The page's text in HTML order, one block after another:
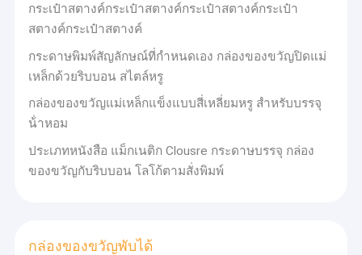
กระเป๋าสตางค์กระเป๋าสตางค์กระเป๋าสตางค์กระเป๋า
สตางค์กระเป๋าสตางค์
กระดาษพิมพ์สัญลักษณ์ที่กําหนดเอง กล่องของขวัญปิดแม่
เหล็กด้วยริบบอน สไตล์หรู
กล่องของขวัญแม่เหล็กแข็งแบบสี่เหลี่ยมหรู สําหรับบรรจุ
น้ําหอม
ประเภทหนังสือ แม็กเนติก Clousre กระดาษบรรจุ กล่อง
ของขวัญกับริบบอน โลโก้ตามสั่งพิมพ์
กล่องของขวัญพับได้